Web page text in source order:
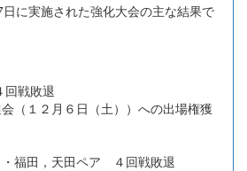
に実施された強化大会の主な結果で
戦敗退
（１２月６日（土））への出場権獲
田，天田ペア ４回戦敗退